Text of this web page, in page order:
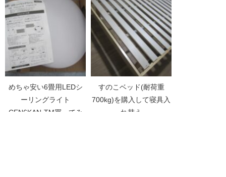
めちゃ安い6畳用LEDシ
ーリングライト
CEN6KAN-TM買ってみ
すのこベッド(耐荷重
700kg)を購入して寝具入
れ替え